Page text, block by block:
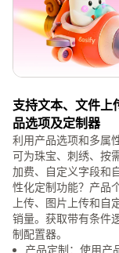
支持文本、文件上
品选项及定制器
利用产品选项和多属
可为珠宝、刺绣、按
加费、自定义字段和
性化定制功能？产品
上传、图片上传和
销量。获取带有条件
制配置器。
产品定制：使用产